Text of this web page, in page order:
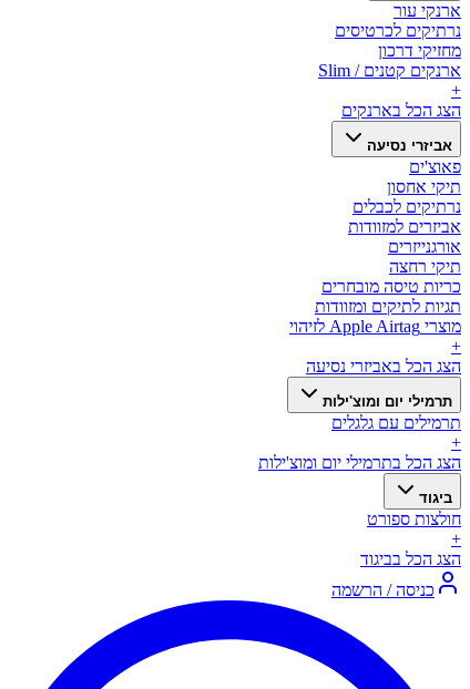
ארנקי עור
נרתיקים לכרטיסים
מחזיקי דרכון
ארנקים קטנים / Slim
+
הצג הכל בארנקים
אביזרי נסיעה
פאוצ'ים
תיקי אחסון
נרתיקים לכבלים
אביזרים למזוודות
אורגנייזרים
תיקי רחצה
כריות טיסה מובחרים
תגיות לתיקים ומזוודות
מוצרי Apple Airtag לזיהוי
+
הצג הכל באביזרי נסיעה
תרמילי יום ומוצ'ילות
תרמילים עם גלגלים
+
הצג הכל בתרמילי יום ומוצ'ילות
ביגוד
חולצות ספורט
+
הצג הכל בביגוד
כניסה / הרשמה